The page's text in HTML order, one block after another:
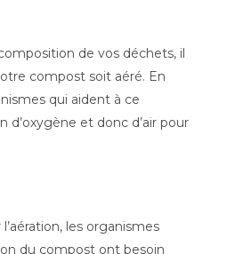
de vos déchets, il
compost soit aéré. En
qui aident à ce
d’oxygène et donc d’air pour
les organismes
du compost ont besoin